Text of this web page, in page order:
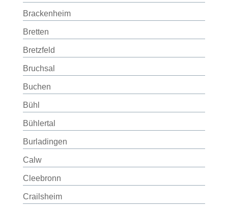
Brackenheim
Bretten
Bretzfeld
Bruchsal
Buchen
Bühl
Bühlertal
Burladingen
Calw
Cleebronn
Crailsheim